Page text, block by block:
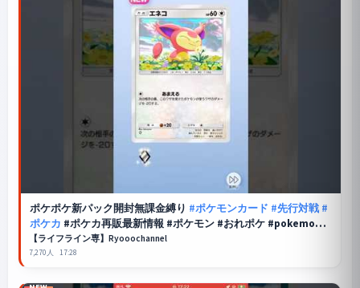
ポケポケ新パック開封無課金縛り #ポケモンカード #先行対戦 #
ポケカ #ポケカ再販最新情報 #ポケモン #おれポケ #pokemon #
ランクリーグ
【ライフライン専】Ryooochannel
7,270人 17:28